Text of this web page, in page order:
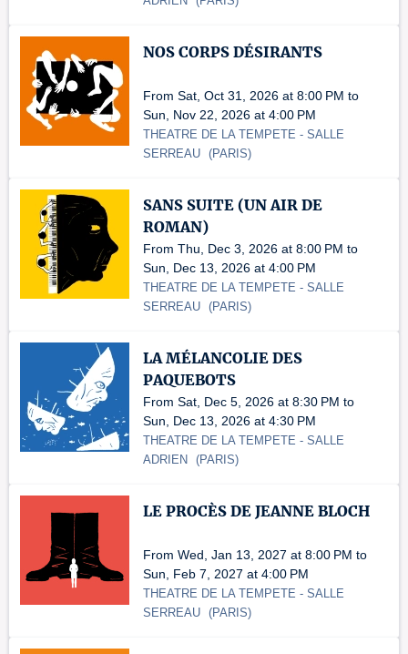
NOS CORPS DÉSIRANTS
From Sat, Oct 31, 2026 at 8:00 PM to
Sun, Nov 22, 2026 at 4:00 PM
THEATRE DE LA TEMPETE - SALLE
SERREAU (PARIS)
SANS SUITE (UN AIR DE
ROMAN)
From Thu, Dec 3, 2026 at 8:00 PM to
Sun, Dec 13, 2026 at 4:00 PM
THEATRE DE LA TEMPETE - SALLE
SERREAU (PARIS)
LA MÉLANCOLIE DES
PAQUEBOTS
From Sat, Dec 5, 2026 at 8:30 PM to
Sun, Dec 13, 2026 at 4:30 PM
THEATRE DE LA TEMPETE - SALLE
ADRIEN
(PARIS)
LE PROCÈS DE JEANNE BLOCH
From Wed, Jan 13, 2027 at 8:00 PM to
Sun, Feb 7, 2027 at 4:00 PM
THEATRE DE LA TEMPETE - SALLE
SERREAU (PARIS)